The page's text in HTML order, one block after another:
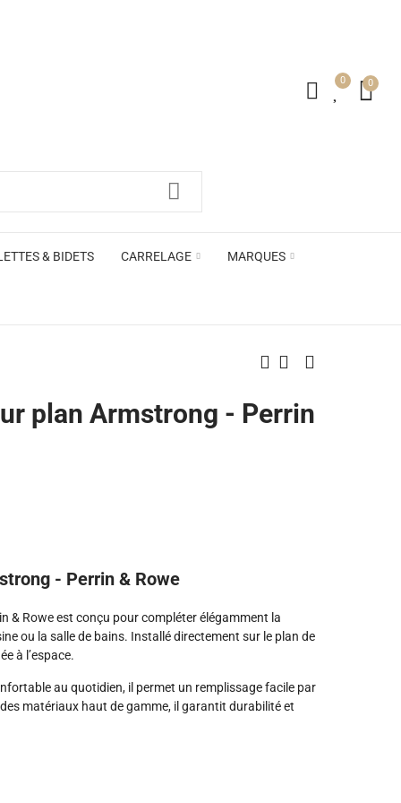
0 0
& BIDETS CARRELAGE MARQUES
ACB
plan Armstrong - Perrin
- Perrin & Rowe
& Rowe est conçu pour compléter élégamment la
ou la salle de bains. Installé directement sur le plan de
à l’espace.
au quotidien, il permet un remplissage facile par
matériaux haut de gamme, il garantit durabilité et